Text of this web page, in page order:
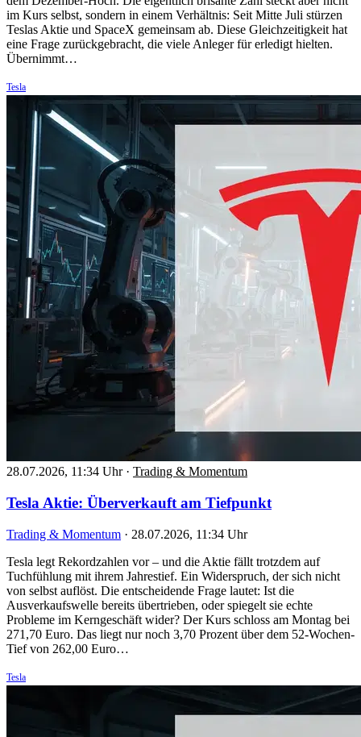
im Kurs selbst, sondern in einem Verhältnis: Seit Mitte Juli stürzen
Teslas Aktie und SpaceX gemeinsam ab. Diese Gleichzeitigkeit hat
eine Frage zurückgebracht, die viele Anleger für erledigt hielten.
Übernimmt…
Tesla
28.07.2026, 11:34 Uhr · Trading & Momentum
Tesla Aktie: Überverkauft am Tiefpunkt
Trading & Momentum · 28.07.2026, 11:34 Uhr
Tesla legt Rekordzahlen vor – und die Aktie fällt trotzdem auf
Tuchfühlung mit ihrem Jahrestief. Ein Widerspruch, der sich nicht
von selbst auflöst. Die entscheidende Frage lautet: Ist die
Ausverkaufswelle bereits übertrieben, oder spiegelt sie echte
Probleme im Kerngeschäft wider? Der Kurs schloss am Montag bei
271,70 Euro. Das liegt nur noch 3,70 Prozent über dem 52-Wochen-
Tief von 262,00 Euro…
Tesla